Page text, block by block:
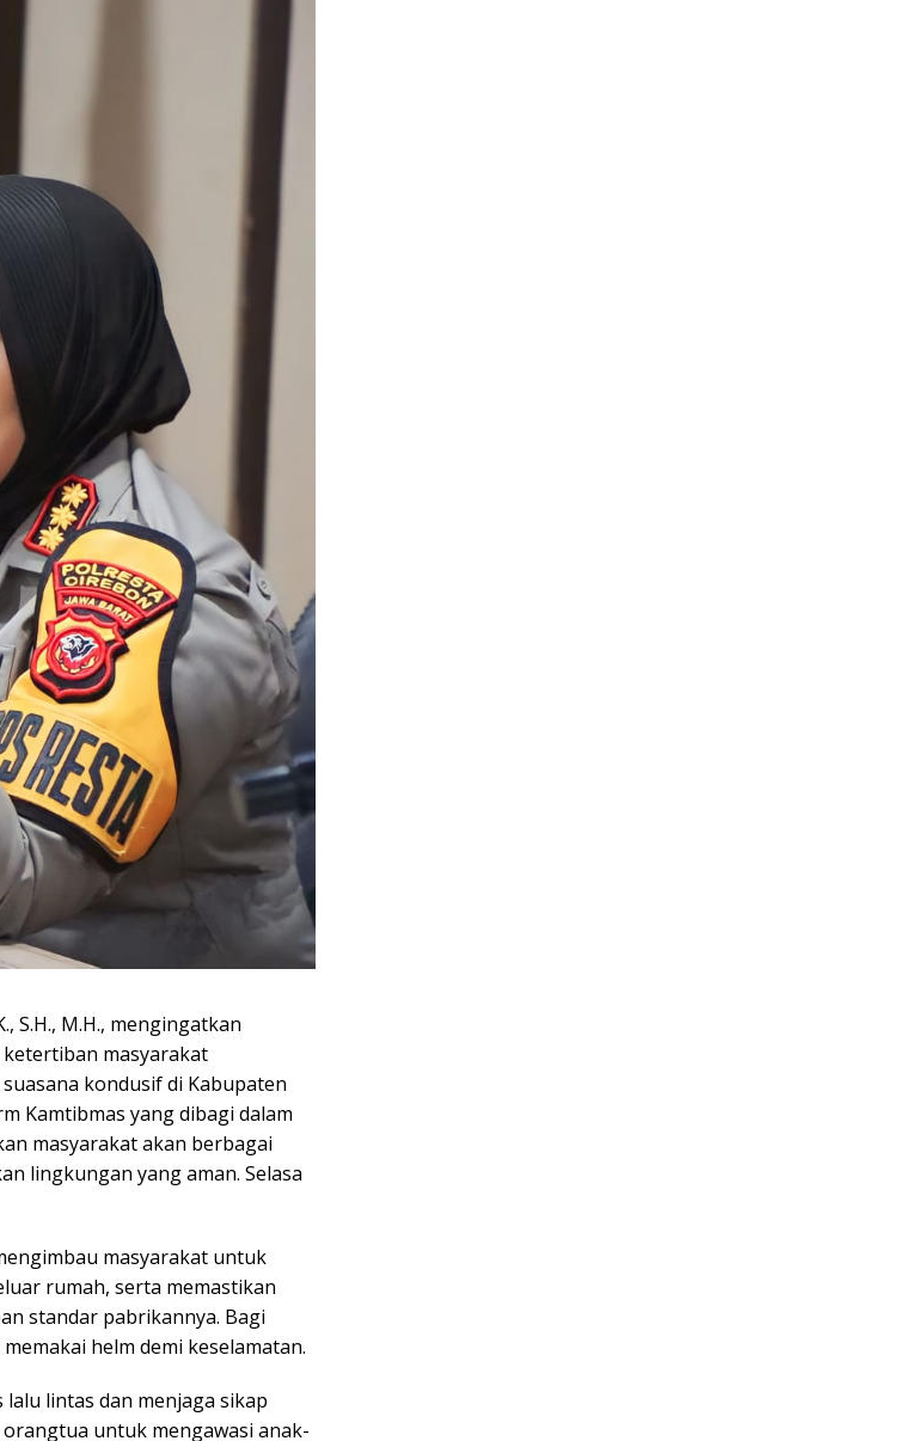
S.H., M.H., mengingatkan
masyarakat
kondusif di Kabupaten
Kamtibmas yang dibagi dalam
masyarakat akan berbagai
lingkungan yang aman. Selasa
masyarakat untuk
rumah, serta memastikan
standar pabrikannya. Bagi
helm demi keselamatan.
lintas dan menjaga sikap
untuk mengawasi anak-